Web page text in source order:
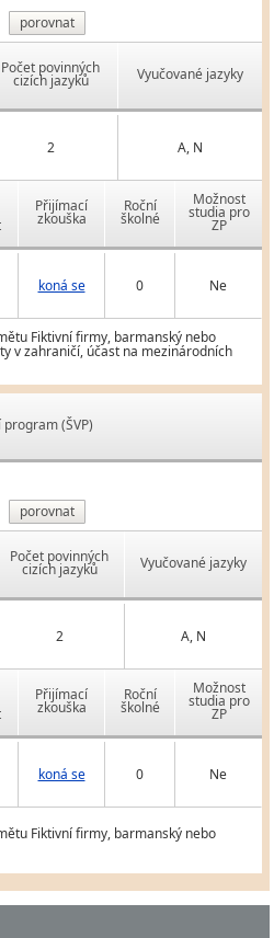
porovnat
Počet povinných
cizích jazyků Vyučované jazyky
2 A, N
Přijímací
zkouška
Roční
školné
Možnost
studia pro
ZP
koná se 0 Ne
Fiktivní firmy, barmanský nebo
v zahraničí, účast na mezinárodních
(ŠVP)
porovnat
Počet povinných
cizích jazyků Vyučované jazyky
2 A, N
Přijímací
zkouška
Roční
školné
Možnost
studia pro
ZP
koná se 0 Ne
Fiktivní firmy, barmanský nebo